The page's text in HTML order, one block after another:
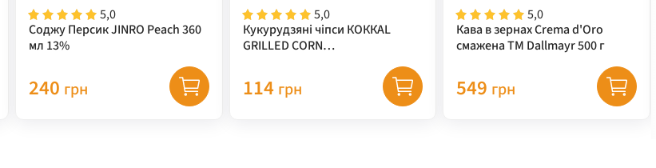
5,0
Соджу Персик JINRO Peach 360
мл 13%
240 грн
5,0
Кукурудзяні чіпси КОККАL
GRILLED CORN
67 г
114 грн
5,0
Кава в зернах Crema d'Oro
смажена ТМ Dallmayr 500 г
549 грн